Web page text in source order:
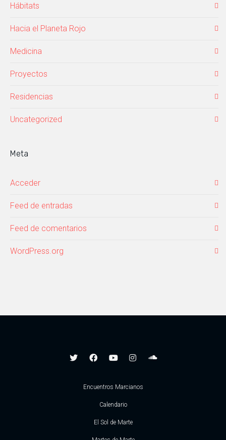
Hábitats
Hacia el Planeta Rojo
Medicina
Proyectos
Residencias
Uncategorized
Meta
Acceder
Feed de entradas
Feed de comentarios
WordPress.org
Encuentros Marcianos
Calendario
El Sol de Marte